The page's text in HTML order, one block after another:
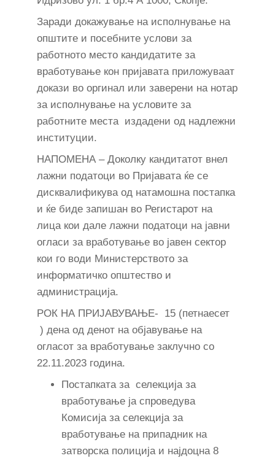
Заради докажување на исполнување на
општите и посебните услови за
работното место кандидатите за
вработување кон пријавата приложуваат
докази во оргинал или заверени на нотар
за исполнување на условите за
работните места издадени од надлежни
институции.
НАПОМЕНА – Доколку кандитатот внел
лажни податоци во Пријавата ќе се
дисквалификува од натамошна постапка
и ќе биде запишан во Регистарот на
лица кои дале лажни податоци на јавни
огласи за вработување во јавен сектор
кои го води Министерството за
информатичко општество и
администрација.
РОК НА ПРИЈАВУВАЊЕ- 15 (петнаесет
) дена од денот на објавување на
огласот за вработување заклучно со
22.11.2023 година.
Постапката за селекција за
вработување ја спроведува
Комисија за селекција за
вработување на припадник на
затворска полиција и најдоцна 8